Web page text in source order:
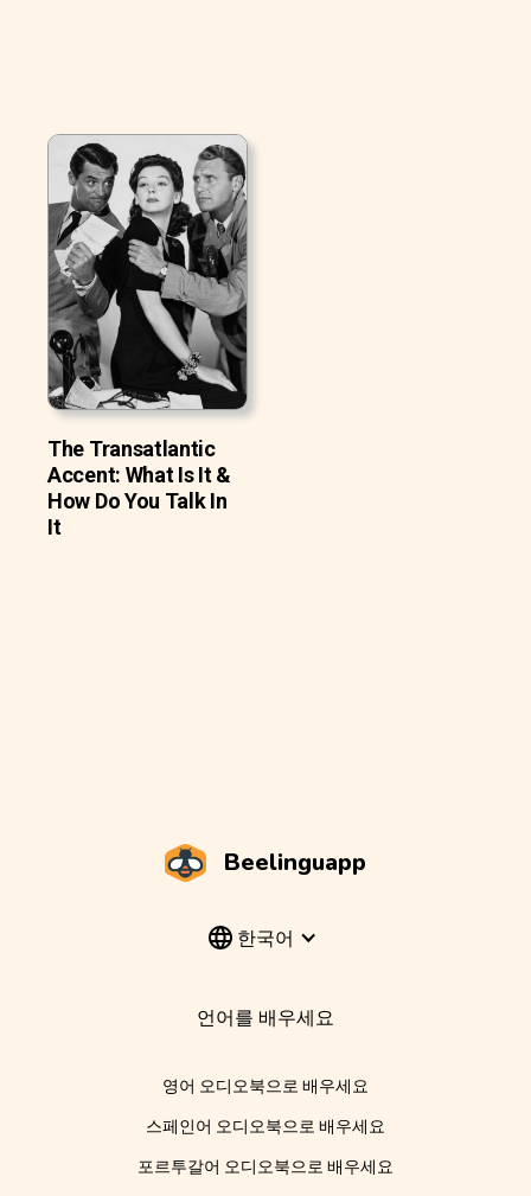
The Transatlantic
Accent: What Is It &
How Do You Talk In
It
Beelinguapp
한국어
언어를 배우세요
영어 오디오북으로 배우세요
스페인어 오디오북으로 배우세요
포르투갈어 오디오북으로 배우세요